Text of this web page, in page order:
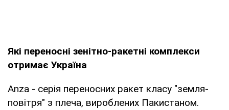
Які переносні зенітно-ракетні комплекси
отримає Україна
Anza - серія переносних ракет класу "земля-
повітря" з плеча, вироблених Пакистаном.